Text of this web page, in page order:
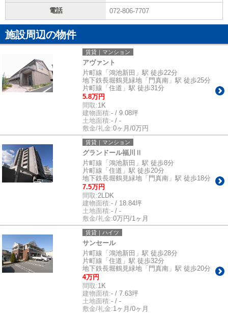
電話 072-806-7707
施設周辺の物件
賃貸｜マンション
アヴァント
片町線「鴻池新田」駅 徒歩22分
地下鉄長堀鶴見緑地「門真南」駅 徒歩25分
片町線「住道」駅 徒歩31分
5.8万円
間取:1K
建物面積:- / 9.08坪
土地面積:- / -
敷金/礼金:0ヶ月/0万円
賃貸｜マンション
グランドール福川Ⅱ
片町線「鴻池新田」駅 徒歩8分
片町線「住道」駅 徒歩20分
地下鉄長堀鶴見緑地「門真南」駅 徒歩18分
7.5万円
間取:2LDK
建物面積:- / 18.84坪
土地面積:- / -
敷金/礼金:0万円/1ヶ月
賃貸｜ハイツ
サンセール
片町線「鴻池新田」駅 徒歩28分
片町線「住道」駅 徒歩32分
地下鉄長堀鶴見緑地「門真南」駅 徒歩20分
4万円
間取:1K
建物面積:- / 7.63坪
土地面積:- / -
敷金/礼金:1ヶ月/0ヶ月